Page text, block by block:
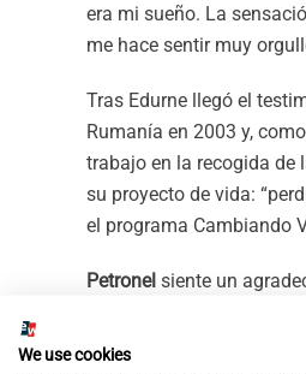
era mi sueño. La
me hace sentir muy
Tras Edurne llegó el
Rumanía en 2003 y,
trabajo en la recogida de
su proyecto de vida:
el programa Cambiando
Petronel siente un
herramientas que yo
siento útil, feliz, lleno de
We use cookies